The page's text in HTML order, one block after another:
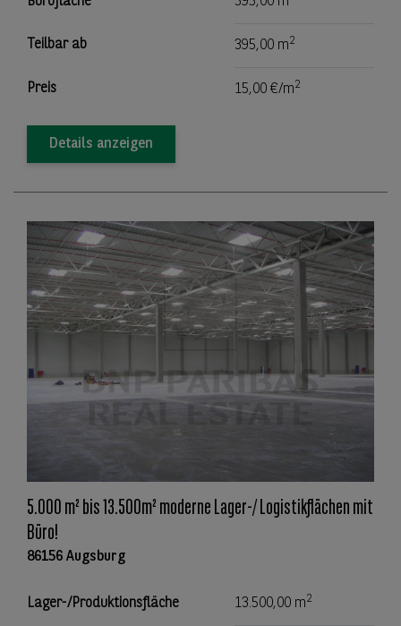
Teilbar ab 395,00 m2
Preis 15,00 €/m2
Details anzeigen
5.000 m² bis 13.500m² moderne Lager-/ Logistikflächen mit
Büro!
86156 Augsburg
Lager-/Produktionsfläche 13.500,00 m2